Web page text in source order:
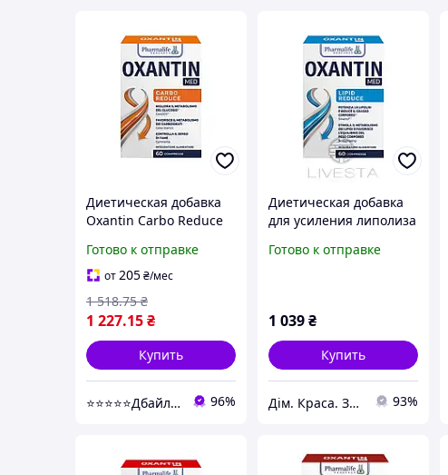
Диетическая добавка
Oxantin Carbo Reduce
и глюкозы, 60 таблеток
(938227)
Готово к отправке
от205₴/мес
1 227.15₴
1 518.75 ₴
Купить
⭐⭐⭐⭐⭐Дбайливо 96%
Диетическая добавка
для усиления липолиза
жиров", 60 таб.
Готово к отправке
1 039₴
Купить
Дім. Краса. Здоров'я. 93%